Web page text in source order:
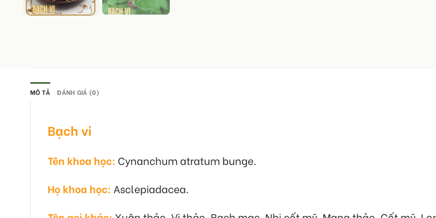
MÔ TẢ ĐÁNH GIÁ (0)
Bạch vi
Tên khoa học: Cynanchum atratum bunge.
Họ khoa học: Asclepiadacea.